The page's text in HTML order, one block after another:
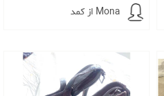
از کمد Mona